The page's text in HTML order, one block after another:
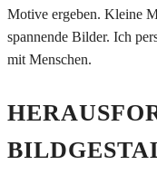
Motive ergeben. Kleine
spannende Bilder. Ich
mit Menschen.